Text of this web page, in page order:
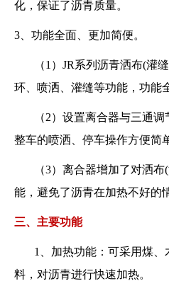
化，保证了沥青质量。
3、功能全面、更加简便。
（1）JR系列沥青洒布(灌
环、喷洒、灌缝等功能，功能
（2）设置离合器与三通
整车的喷洒、停车操作方便简
（3）离合器增加了对洒
能，避免了沥青在加热不好的
三、主要功能
1、加热功能：可采用煤
料，对沥青进行快速加热。